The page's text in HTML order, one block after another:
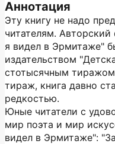
Аннотация
Эту книгу не надо
читателям.
я видел в Эрмитаже"
издательством
стотысячным
тираж, книга давно
редкостью.
Юные читатели с
мир поэта и мир
видел в Эрмитаже":